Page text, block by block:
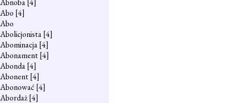
Abnoba[4]
Abo [4]
Abo
Abolicjonista[4]
Abominacja[4]
Abonament[4]
Abonda[4]
Abonent[4]
Abonować [4]
Abordaż[4]